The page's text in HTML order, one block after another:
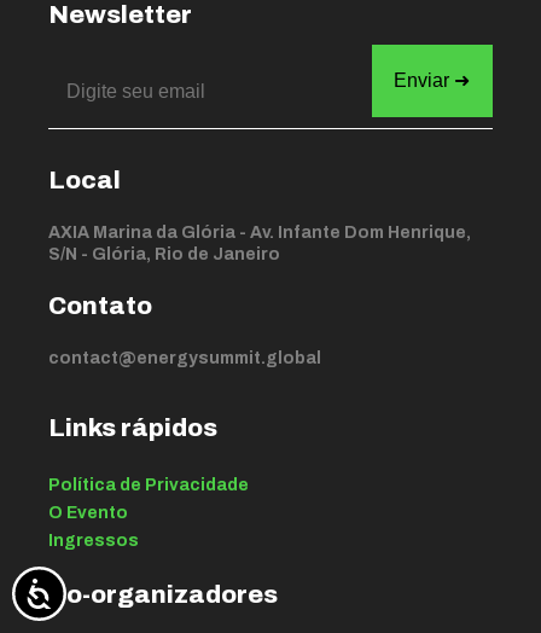
Newsletter
Local
AXIA Marina da Glória - Av. Infante Dom Henrique,
S/N - Glória, Rio de Janeiro
Contato
contact@energysummit.global
Links rápidos
Política de Privacidade
O Evento
Ingressos
Co-organizadores